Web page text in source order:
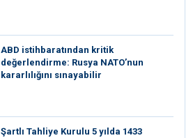
ABD istihbaratından kritik
değerlendirme: Rusya NATO’nun
kararlılığını sınayabilir
Şartlı Tahliye Kurulu 5 yılda 1433